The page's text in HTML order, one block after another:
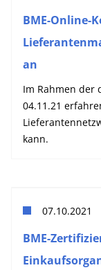
BME-Online-
an
Im Rahmen der
04.11.21
kann.
07.10.2021
BME-